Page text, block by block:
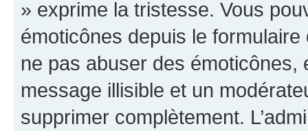
» exprime la tristesse. Vous
émoticônes depuis le
ne pas abuser des
message illisible et un
supprimer complètement.